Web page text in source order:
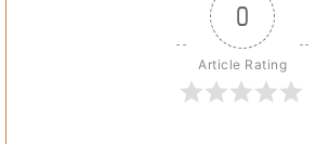
0
Article Rating